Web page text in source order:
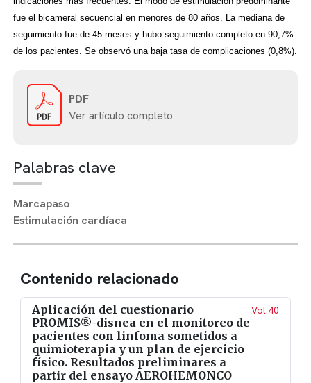
fue el bicameral secuencial en menores de 80 años. La mediana de
seguimiento fue de 45 meses y hubo seguimiento completo en 90,7%
de los pacientes. Se observó una baja tasa de complicaciones (0,8%).
PDF
Ver artículo completo
Palabras clave
Marcapaso
Estimulación cardíaca
Contenido relacionado
Aplicación del cuestionario
PROMIS®-disnea en el monitoreo de
pacientes con linfoma sometidos a
quimioterapia y un plan de ejercicio
físico. Resultados preliminares a
partir del ensayo AEROHEMONCO
Vol.40